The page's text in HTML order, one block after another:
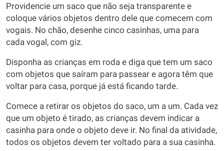
Providencie um saco que não seja transparente e
coloque vários objetos dentro dele que comecem com
vogais. No chão, desenhe cinco casinhas, uma para
cada vogal, com giz.
Disponha as crianças em roda e diga que tem um saco
com objetos que saíram para passear e agora têm que
voltar para casa, porque já está ficando tarde.
Comece a retirar os objetos do saco, um a um. Cada vez
que um objeto é tirado, as crianças devem indicar a
casinha para onde o objeto deve ir. No final da atividade,
todos os objetos devem ter voltado para a sua casinha.